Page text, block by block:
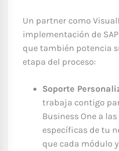
Un partner como
implementación de
que también potencia
etapa del proceso:
Soporte
trabaja contigo
Business One a
específicas de tu
que cada módulo